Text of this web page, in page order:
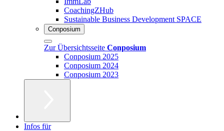
CoachingZHub
Sustainable Business Development SPACE
Conposium
Zur Übersichtsseite Conposium
Conposium 2025
Conposium 2024
Conposium 2023
Infos für